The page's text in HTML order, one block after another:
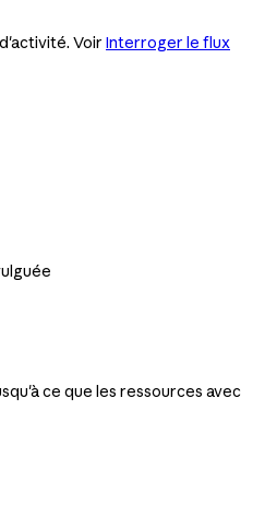
Voir Interroger le flux
ce que les ressources avec